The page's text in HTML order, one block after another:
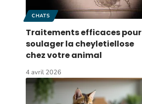
CHATS
Traitements efficaces pour
soulager la cheyletiellose
chez votre animal
4 avril 2026